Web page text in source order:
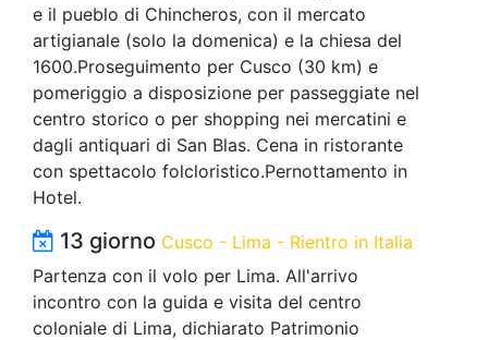
e il pueblo di Chincheros, con il mercato
artigianale (solo la domenica) e la chiesa del
1600.Proseguimento per Cusco (30 km) e
pomeriggio a disposizione per passeggiate nel
centro storico o per shopping nei mercatini e
dagli antiquari di San Blas. Cena in ristorante
con spettacolo folcloristico.Pernottamento in
Hotel.
13 giorno Cusco - Lima - Rientro in Italia
Partenza con il volo per Lima. All'arrivo
incontro con la guida e visita del centro
coloniale di Lima, dichiarato Patrimonio